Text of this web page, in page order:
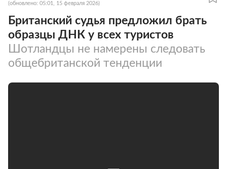
(обновлено: 05:01, 15 февраля 2026)
Британский судья предложил брать
образцы ДНК у всех туристов
Шотландцы не намерены следовать
общебританской тенденции